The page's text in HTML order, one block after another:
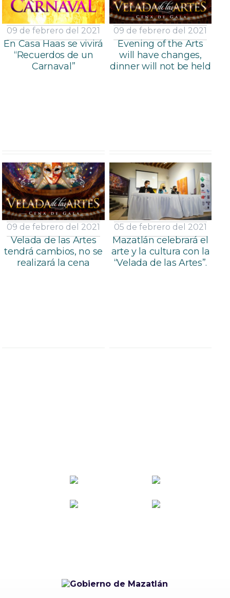
09 de febrero del 2021
En Casa Haas se vivirá
“Recuerdos de un
Carnaval”
09 de febrero del 2021
Evening of the Arts
will have changes,
dinner will not be held
09 de febrero del 2021
Velada de las Artes
tendrá cambios, no se
realizará la cena
05 de febrero del 2021
Mazatlán celebrará el
arte y la cultura con la
“Velada de las Artes”.